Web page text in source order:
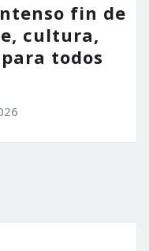
fin de
cultura,
todos